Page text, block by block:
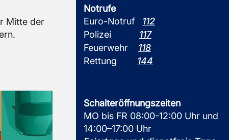
Mitte der
Notrufe
Euro-Notruf 112
Polizei 117
Feuerwehr 118
Rettung 144
Schalteröffnungszeiten
MO bis FR 08:00-12:00 Uhr und
14:00–17:00 Uhr